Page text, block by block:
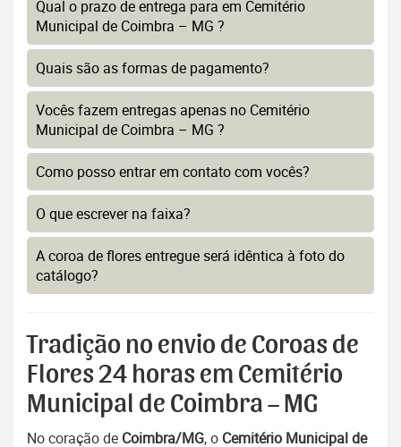
Qual o prazo de entrega para em Cemitério
Municipal de Coimbra – MG ?
Quais são as formas de pagamento?
Vocês fazem entregas apenas no Cemitério
Municipal de Coimbra – MG ?
Como posso entrar em contato com vocês?
O que escrever na faixa?
A coroa de flores entregue será idêntica à foto do
catálogo?
Tradição no envio de Coroas de
Flores 24 horas em Cemitério
Municipal de Coimbra – MG
No coração de Coimbra/MG, o Cemitério Municipal de